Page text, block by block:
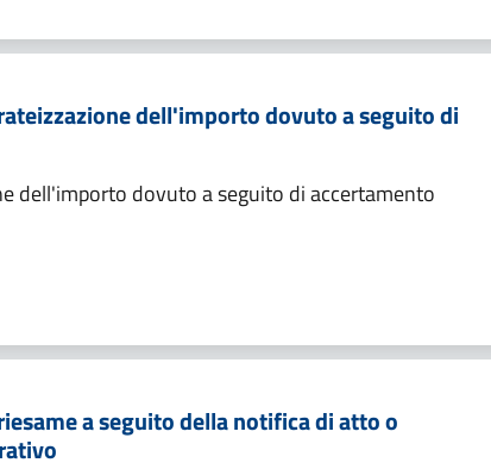
dell'importo dovuto a seguito di
dell'importo dovuto a seguito di accertamento
a seguito della notifica di atto o